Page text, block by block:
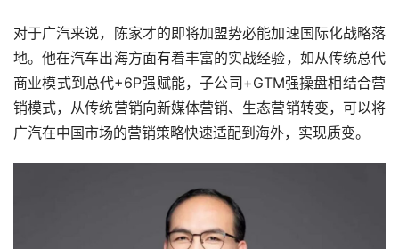
对于广汽来说，陈家才的即将加盟势必能加速国际化战略落
地。他在汽车出海方面有着丰富的实战经验，如从传统总代
商业模式到总代+6P强赋能，子公司+GTM强操盘相结合营
销模式，从传统营销向新媒体营销、生态营销转变，可以将
广汽在中国市场的营销策略快速适配到海外，实现质变。